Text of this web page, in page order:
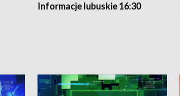
Informacje lubuskie 16:30